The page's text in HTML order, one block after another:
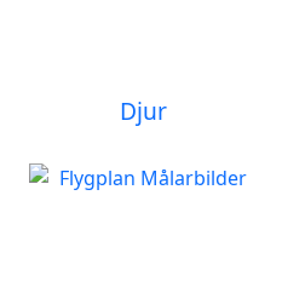
Djur